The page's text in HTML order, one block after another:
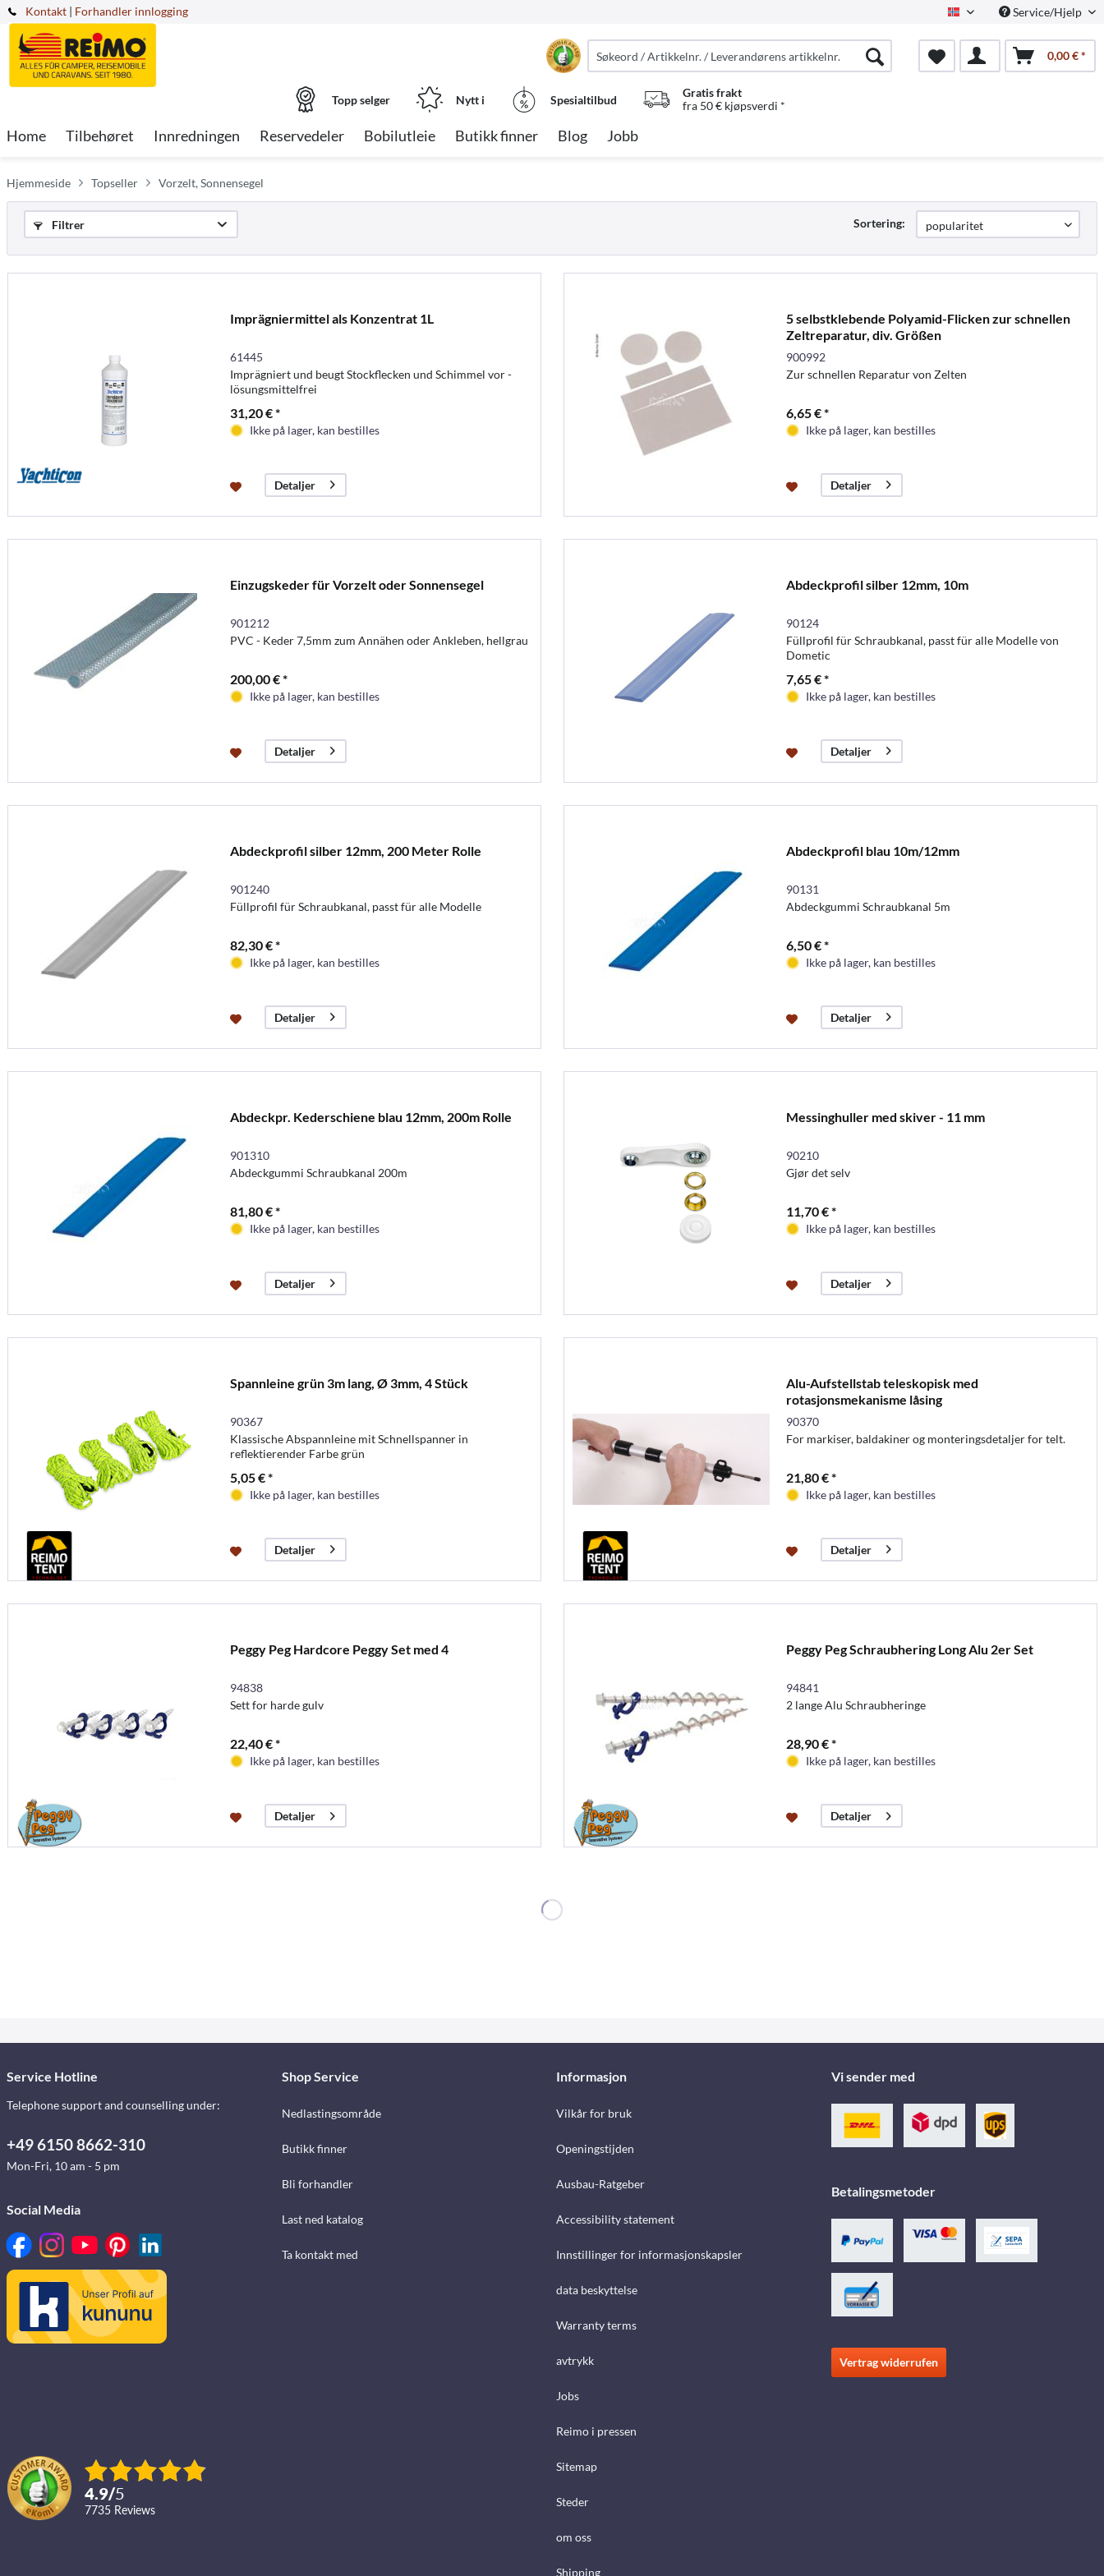
Kontakt NorwegianService/Hjelp
| Forhandler innlogging
0,00 € *
Topp selger Nytt i Spesialtilbud
Gratis frakt
fra 50 € kjøpsverdi *
Home Tilbehøret Innredningen Reservedeler Bobilutleie Butikk finner Blog Jobb
Hjemmeside Topseller Vorzelt, Sonnensegel
Filtrer Sortering:
Imprägniermittel als Konzentrat 1L
61445
Imprägniert und beugt Stockflecken und Schimmel vor -
lösungsmittelfrei
31,20 € *
Ikke på lager, kan bestilles
Detaljer
5 selbstklebende Polyamid-Flicken zur schnellen
Zeltreparatur, div. Größen
900992
Zur schnellen Reparatur von Zelten
6,65 € *
Ikke på lager, kan bestilles
Detaljer
Einzugskeder für Vorzelt oder Sonnensegel
901212
PVC - Keder 7,5mm zum Annähen oder Ankleben, hellgrau
200,00 € *
Ikke på lager, kan bestilles
Detaljer
Abdeckprofil silber 12mm, 10m
90124
Füllprofil für Schraubkanal, passt für alle Modelle von
Dometic
7,65 € *
Ikke på lager, kan bestilles
Detaljer
Abdeckprofil silber 12mm, 200 Meter Rolle
901240
Füllprofil für Schraubkanal, passt für alle Modelle
82,30 € *
Ikke på lager, kan bestilles
Detaljer
Abdeckprofil blau 10m/12mm
90131
Abdeckgummi Schraubkanal 5m
6,50 € *
Ikke på lager, kan bestilles
Detaljer
Abdeckpr. Kederschiene blau 12mm, 200m Rolle
901310
Abdeckgummi Schraubkanal 200m
81,80 € *
Ikke på lager, kan bestilles
Detaljer
Messinghuller med skiver - 11 mm
90210
Gjør det selv
11,70 € *
Ikke på lager, kan bestilles
Detaljer
Spannleine grün 3m lang, Ø 3mm, 4 Stück
90367
Klassische Abspannleine mit Schnellspanner in
reflektierender Farbe grün
5,05 € *
Ikke på lager, kan bestilles
Detaljer
Alu-Aufstellstab teleskopisk med
rotasjonsmekanisme låsing
90370
For markiser, baldakiner og monteringsdetaljer for telt.
21,80 € *
Ikke på lager, kan bestilles
Detaljer
Peggy Peg Hardcore Peggy Set med 4
94838
Sett for harde gulv
22,40 € *
Ikke på lager, kan bestilles
Detaljer
Peggy Peg Schraubhering Long Alu 2er Set
94841
2 lange Alu Schraubheringe
28,90 € *
Ikke på lager, kan bestilles
Detaljer
Service Hotline
Telephone support and counselling under:
+49 6150 8662-310
Mon-Fri, 10 am - 5 pm
Social Media
4.9/5
7735 reviews
Shop Service
Nedlastingsområde
Butikk finner
Bli forhandler
Last ned katalog
Ta kontakt med
Informasjon
Vilkår for bruk
Openingstijden
Ausbau-Ratgeber
Accessibility statement
Innstillinger for informasjonskapsler
data beskyttelse
Warranty terms
avtrykk
Jobs
Reimo i pressen
Sitemap
Steder
om oss
Shipping
Vi sender med
Betalingsmetoder
Vertrag widerrufen